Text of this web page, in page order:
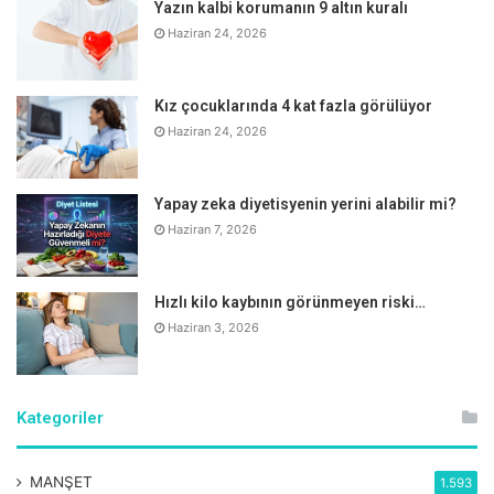
Yazın kalbi korumanın 9 altın kuralı
Haziran 24, 2026
Kız çocuklarında 4 kat fazla görülüyor
Haziran 24, 2026
Yapay zeka diyetisyenin yerini alabilir mi?
Haziran 7, 2026
Hızlı kilo kaybının görünmeyen riski…
Haziran 3, 2026
Kategoriler
MANŞET 1.593